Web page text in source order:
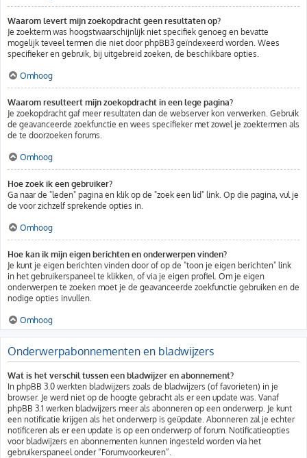
Waarom levert mijn zoekopdracht geen resultaten op?
Je zoekterm was hoogstwaarschijnlijk niet specifiek genoeg en bevatte
mogelijk teveel termen die niet door phpBB3 geïndexeerd worden. Wees
specifieker en gebruik, bij uitgebreid zoeken, de beschikbare opties.
Omhoog
Waarom resulteert mijn zoekopdracht in een lege pagina?
Je zoekopdracht gaf meer resultaten dan de webserver kon verwerken. Gebruik
de geavanceerde zoekfunctie en wees specifieker met zowel je zoektermen als
de te doorzoeken forums.
Omhoog
Hoe zoek ik een gebruiker?
Ga naar de "leden" pagina en klik op de "zoek een lid" link. Op die pagina, vul je
de voor zichzelf sprekende opties in.
Omhoog
Hoe kan ik mijn eigen berichten en onderwerpen vinden?
Je kunt je eigen berichten vinden door of op de "toon je eigen berichten" link
in het gebruikerspaneel te klikken, of via je eigen profiel. Om je eigen
onderwerpen te zoeken moet je de geavanceerde zoekfunctie gebruiken en de
nodige opties invullen.
Omhoog
Onderwerpabonnementen en bladwijzers
Wat is het verschil tussen een bladwijzer en abonnement?
In phpBB 3.0 werkten bladwijzers zoals de bladwijzers (of favorieten) in je
browser. Je werd niet op de hoogte gebracht als er een update was. Vanaf
phpBB 3.1 werken bladwijzers meer als abonneren op een onderwerp. Je kunt
een notificatie krijgen als het onderwerp is geüpdate. Abonneren zal je echter
notificeren als er een update is op een onderwerp of forum. Notificatieopties
voor bladwijzers en abonnementen kunnen ingesteld worden via het
gebruikerspaneel onder “Forumvoorkeuren”.